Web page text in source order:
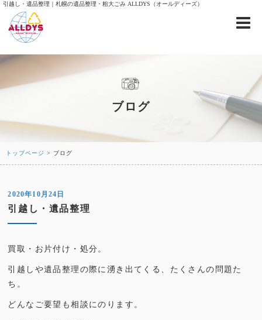
引越し・遺品整理｜札幌の遺品整理・粗大ごみ ALLDYS（オールディーズ）
ブログ
トップページ > ブログ
2020年10月24日
引越し・遺品整理
買取・お片付け・処分。
引越しや遺品整理の際に湧き出てくる、たくさんの問題た
ち。
どんなご要望も相談にのります。